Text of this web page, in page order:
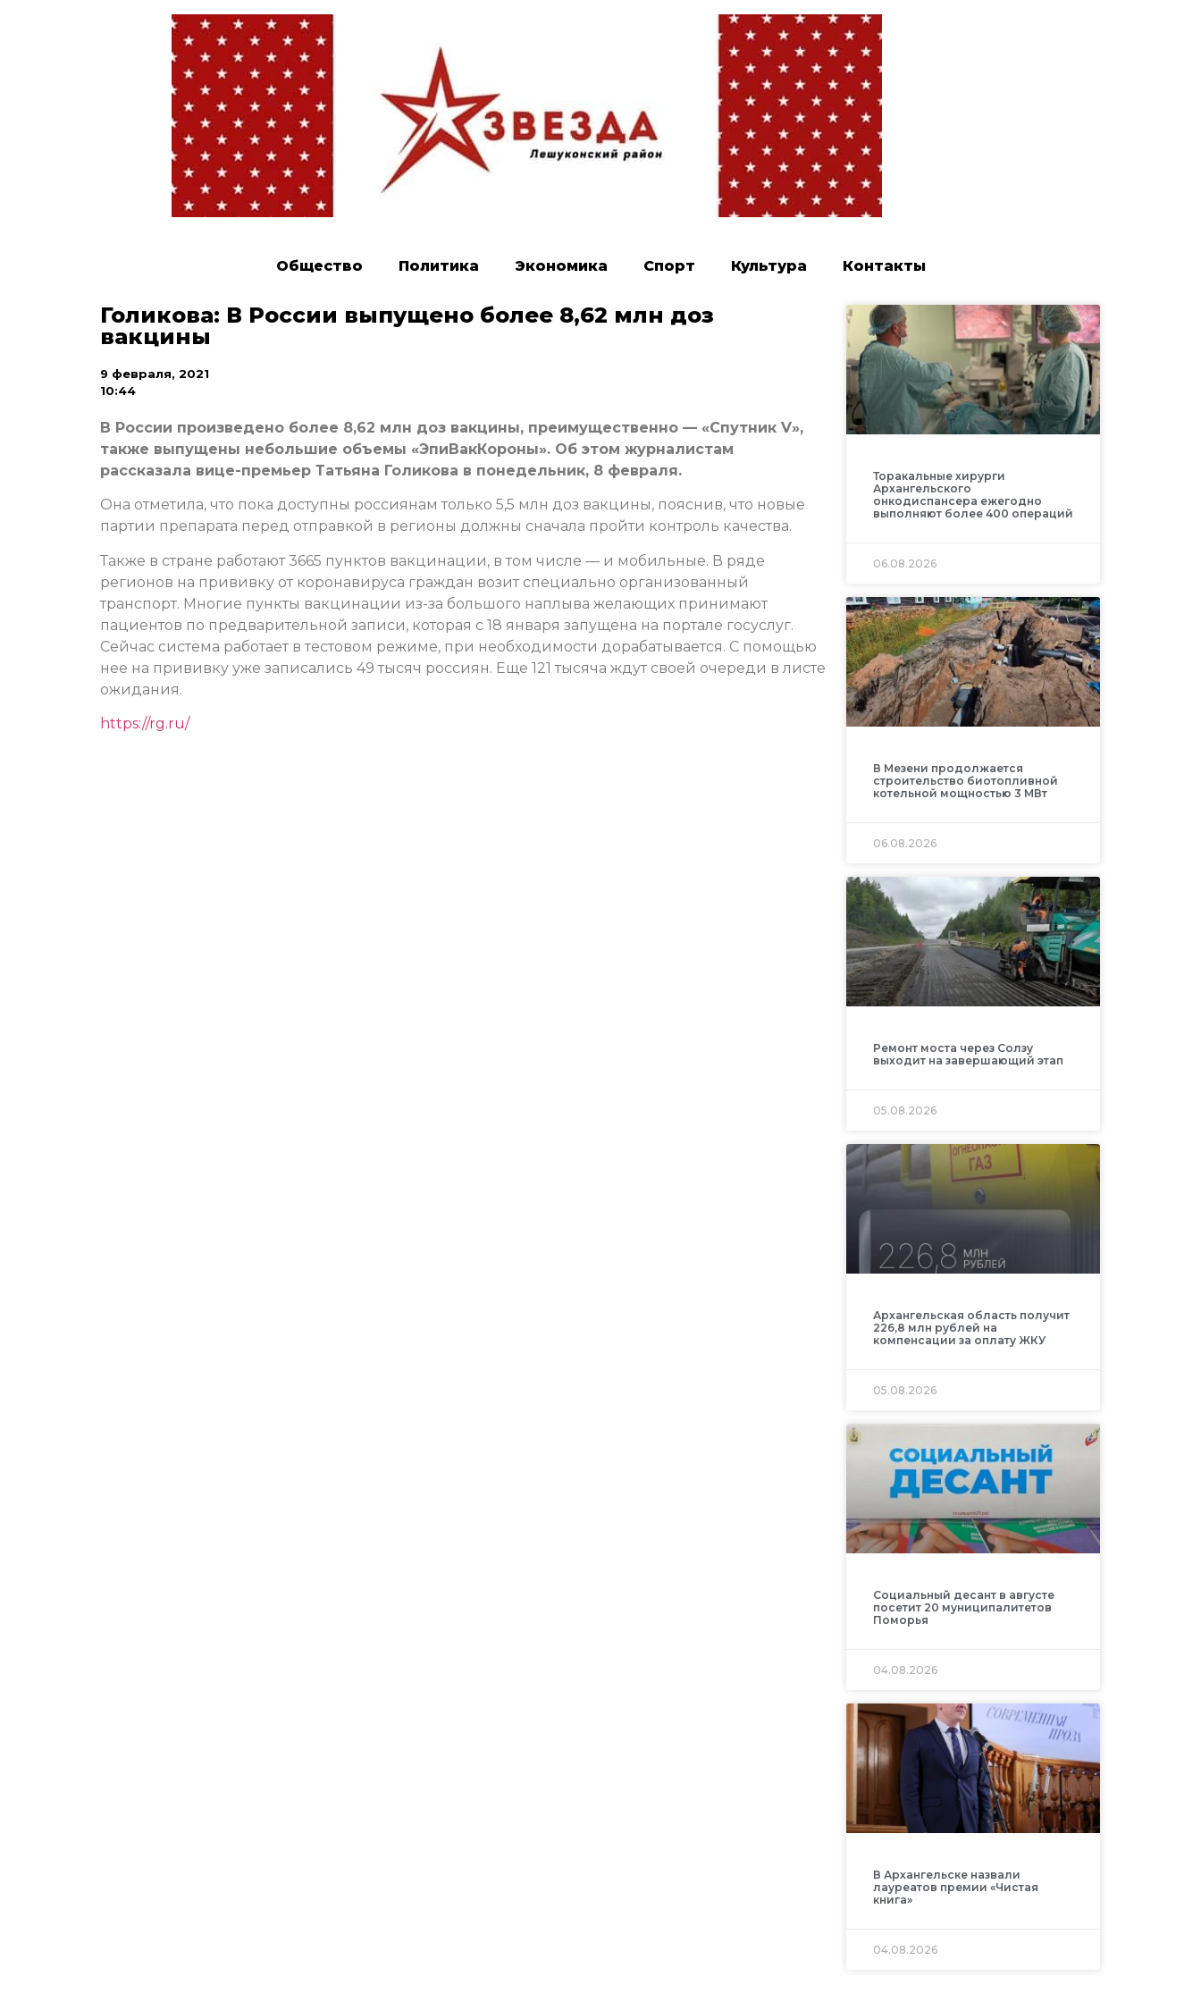
Общество Политика Экономика Спорт Культура Контакты
Голикова: В России выпущено более 8,62 млн доз
вакцины
9 февраля, 2021
10:44
В России произведено более 8,62 млн доз вакцины, преимущественно — «Спутник V»,
также выпущены небольшие объемы «ЭпиВакКороны». Об этом журналистам
рассказала вице-премьер Татьяна Голикова в понедельник, 8 февраля.
Она отметила, что пока доступны россиянам только 5,5 млн доз вакцины, пояснив, что новые
партии препарата перед отправкой в регионы должны сначала пройти контроль качества.
Также в стране работают 3665 пунктов вакцинации, в том числе — и мобильные. В ряде
регионов на прививку от коронавируса граждан возит специально организованный
транспорт. Многие пункты вакцинации из-за большого наплыва желающих принимают
пациентов по предварительной записи, которая с 18 января запущена на портале госуслуг.
Сейчас система работает в тестовом режиме, при необходимости дорабатывается. С помощью
нее на прививку уже записались 49 тысяч россиян. Еще 121 тысяча ждут своей очереди в листе
ожидания.
https://rg.ru/
Торакальные хирурги
Архангельского
онкодиспансера ежегодно
выполняют более 400 операций
06.08.2026
В Мезени продолжается
строительство биотопливной
котельной мощностью 3 МВт
06.08.2026
Ремонт моста через Солзу
выходит на завершающий этап
05.08.2026
Архангельская область получит
226,8 млн рублей на
компенсации за оплату ЖКУ
05.08.2026
Социальный десант в августе
посетит 20 муниципалитетов
Поморья
04.08.2026
В Архангельске назвали
лауреатов премии «Чистая
книга»
04.08.2026